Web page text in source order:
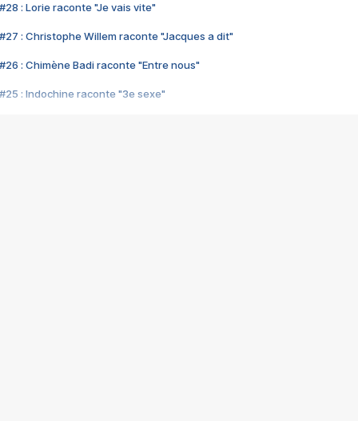
#28 : Lorie raconte "Je vais vite"
#27 : Christophe Willem raconte "Jacques a dit"
#26 : Chimène Badi raconte "Entre nous"
#25 : Indochine raconte "3e sexe"